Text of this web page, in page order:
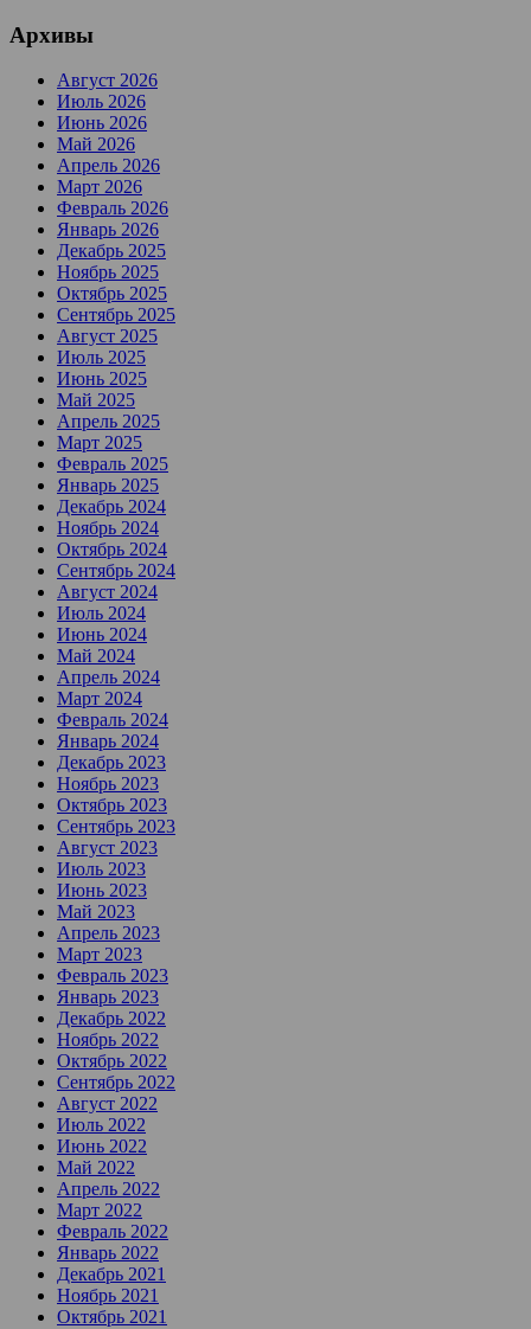
Архивы
Август 2026
Июль 2026
Июнь 2026
Май 2026
Апрель 2026
Март 2026
Февраль 2026
Январь 2026
Декабрь 2025
Ноябрь 2025
Октябрь 2025
Сентябрь 2025
Август 2025
Июль 2025
Июнь 2025
Май 2025
Апрель 2025
Март 2025
Февраль 2025
Январь 2025
Декабрь 2024
Ноябрь 2024
Октябрь 2024
Сентябрь 2024
Август 2024
Июль 2024
Июнь 2024
Май 2024
Апрель 2024
Март 2024
Февраль 2024
Январь 2024
Декабрь 2023
Ноябрь 2023
Октябрь 2023
Сентябрь 2023
Август 2023
Июль 2023
Июнь 2023
Май 2023
Апрель 2023
Март 2023
Февраль 2023
Январь 2023
Декабрь 2022
Ноябрь 2022
Октябрь 2022
Сентябрь 2022
Август 2022
Июль 2022
Июнь 2022
Май 2022
Апрель 2022
Март 2022
Февраль 2022
Январь 2022
Декабрь 2021
Ноябрь 2021
Октябрь 2021